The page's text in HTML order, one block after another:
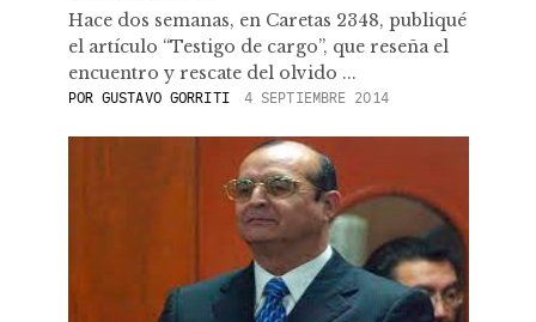
Hace dos semanas, en Caretas 2348, publiqué
el artículo “Testigo de cargo”, que reseña el
encuentro y rescate del olvido ...
POR GUSTAVO GORRITI 4 SEPTIEMBRE 2014